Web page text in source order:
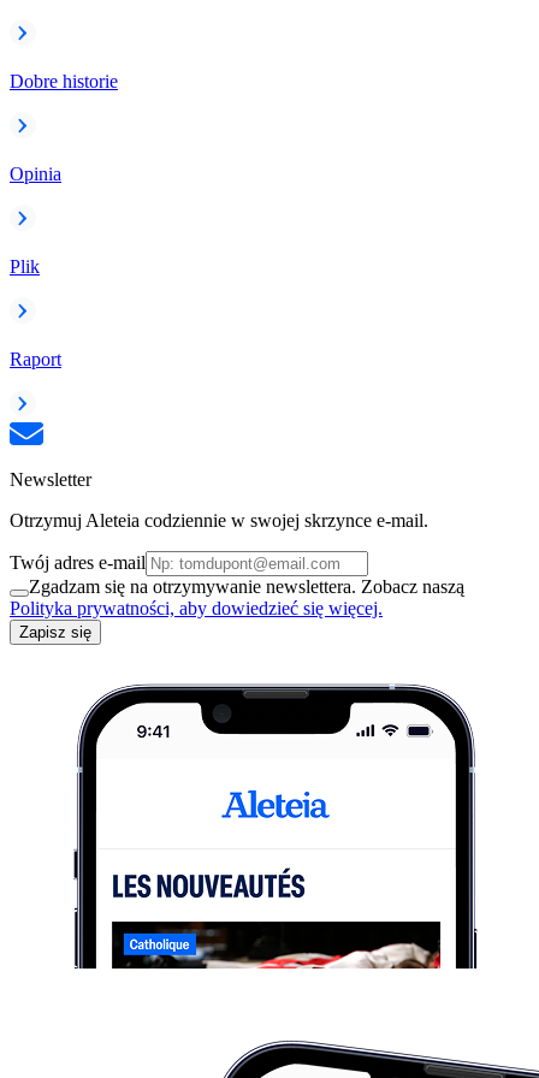
Dobre historie
Opinia
Plik
Raport
Newsletter
Otrzymuj Aleteia codziennie w swojej skrzynce e-mail.
Twój adres e-mail
Zgadzam się na otrzymywanie newslettera. Zobacz naszą
Polityka prywatności, aby dowiedzieć się więcej.
Zapisz się